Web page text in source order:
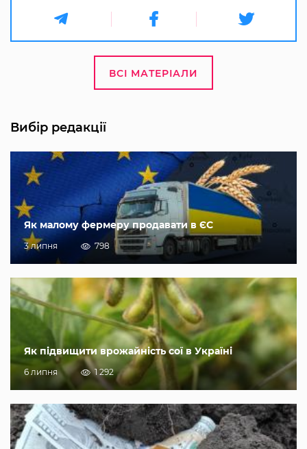
ВСІ МАТЕРІАЛИ
Вибір редакції
Як малому фермеру продавати в ЄС
3 липня 798
Як підвищити врожайність сої в Україні
6 липня 1 292